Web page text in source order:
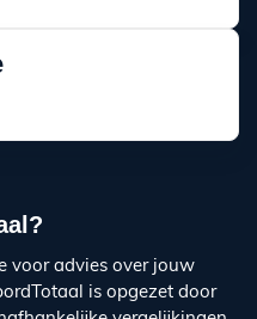
voor advies over jouw
is opgezet door